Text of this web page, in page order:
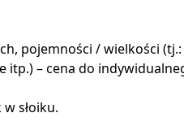
pojemności / wielkości (tj.:
– cena do
słoiku.